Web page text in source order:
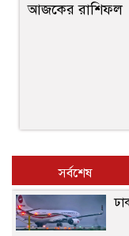
আজকের রাশিফল
সর্বশেষ